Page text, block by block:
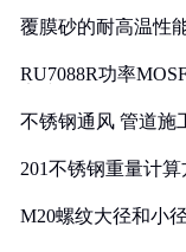
覆膜砂的耐高温性
RU7088R功率
不锈钢通风 管道施
201不锈钢重量计
M20螺纹大径和小